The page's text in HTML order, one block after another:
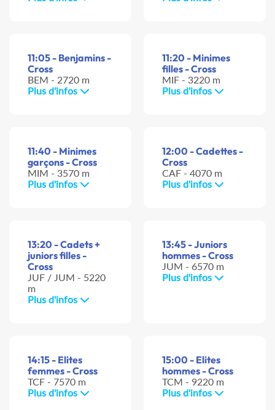
11:05 - Benjamins -
Cross
BEM - 2720 m
Plus d'infos
11:20 - Minimes
filles - Cross
MIF - 3220 m
Plus d'infos
11:40 - Minimes
garçons - Cross
MIM - 3570 m
Plus d'infos
12:00 - Cadettes -
Cross
CAF - 4070 m
Plus d'infos
13:20 - Cadets +
juniors filles -
Cross
JUF / JUM - 5220
m
Plus d'infos
13:45 - Juniors
hommes - Cross
JUM - 6570 m
Plus d'infos
14:15 - Elites
femmes - Cross
TCF - 7570 m
Plus d'infos
15:00 - Elites
hommes - Cross
TCM - 9220 m
Plus d'infos